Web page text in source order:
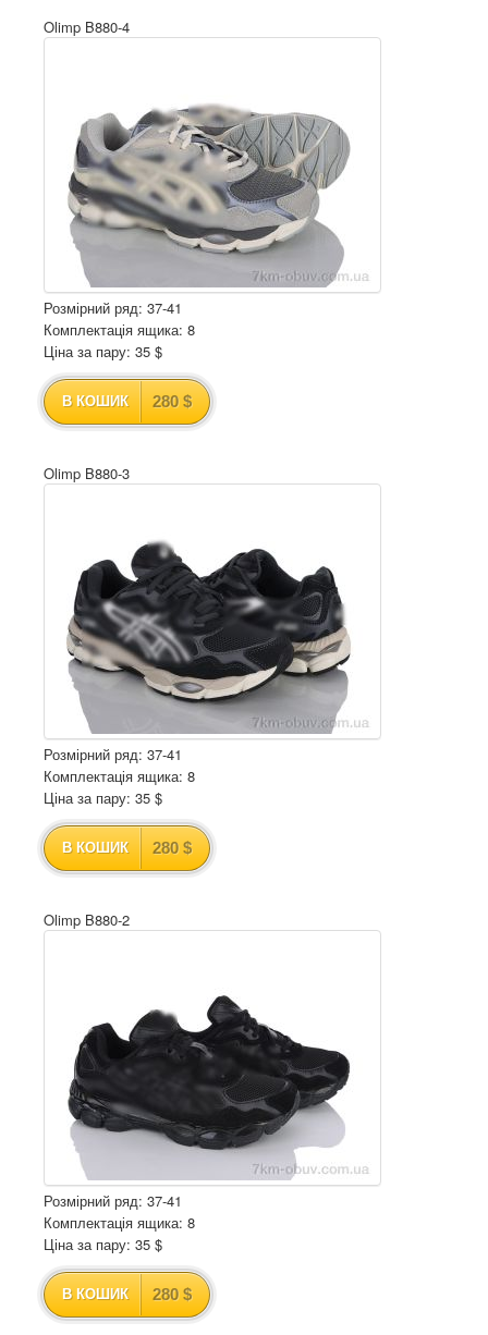
Olimp B880-4
Розмірний ряд: 37-41
Комплектація ящика: 8
Ціна за пару: 35 $
В КОШИК 280 $
Olimp B880-3
Розмірний ряд: 37-41
Комплектація ящика: 8
Ціна за пару: 35 $
В КОШИК 280 $
Olimp B880-2
Розмірний ряд: 37-41
Комплектація ящика: 8
Ціна за пару: 35 $
В КОШИК 280 $